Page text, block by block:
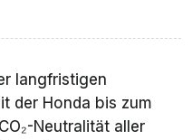
langfristigen
der Honda bis zum
Neutralität aller